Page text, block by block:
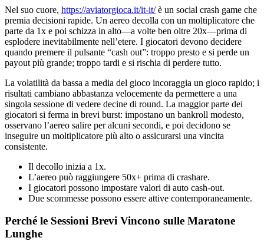
Nel suo cuore, https://aviatorgioca.it/it-it/è un social crash game che
premia decisioni rapide. Un aereo decolla con un moltiplicatore che
parte da 1x e poi schizza in alto—a volte ben oltre 20x—prima di
esplodere inevitabilmente nell’etere. I giocatori devono decidere
quando premere il pulsante “cash out”: troppo presto e si perde un
payout più grande; troppo tardi e si rischia di perdere tutto.
La volatilità da bassa a media del gioco incoraggia un gioco rapido; i
risultati cambiano abbastanza velocemente da permettere a una
singola sessione di vedere decine di round. La maggior parte dei
giocatori si ferma in brevi burst: impostano un bankroll modesto,
osservano l’aereo salire per alcuni secondi, e poi decidono se
inseguire un moltiplicatore più alto o assicurarsi una vincita
consistente.
Il decollo inizia a 1x.
L’aereo può raggiungere 50x+ prima di crashare.
I giocatori possono impostare valori di auto cash‑out.
Due scommesse possono essere attive contemporaneamente.
Perché le Sessioni Brevi Vincono sulle Maratone
Lunghe